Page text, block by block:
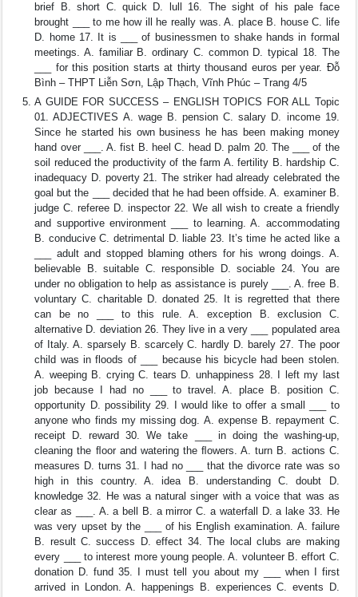
brief B. short C. quick D. lull 16. The sight of his pale face
brought ___ to me how ill he really was. A. place B. house C. life
D. home 17. It is ___ of businessmen to shake hands in formal
meetings. A. familiar B. ordinary C. common D. typical 18. The
___ for this position starts at thirty thousand euros per year. Đỗ
Bình – THPT Liễn Sơn, Lập Thạch, Vĩnh Phúc – Trang 4/5
A GUIDE FOR SUCCESS – ENGLISH TOPICS FOR ALL Topic
01. ADJECTIVES A. wage B. pension C. salary D. income 19.
Since he started his own business he has been making money
hand over ___. A. fist B. heel C. head D. palm 20. The ___ of the
soil reduced the productivity of the farm A. fertility B. hardship C.
inadequacy D. poverty 21. The striker had already celebrated the
goal but the ___ decided that he had been offside. A. examiner B.
judge C. referee D. inspector 22. We all wish to create a friendly
and supportive environment ___ to learning. A. accommodating
B. conducive C. detrimental D. liable 23. It’s time he acted like a
___ adult and stopped blaming others for his wrong doings. A.
believable B. suitable C. responsible D. sociable 24. You are
under no obligation to help as assistance is purely ___. A. free B.
voluntary C. charitable D. donated 25. It is regretted that there
can be no ___ to this rule. A. exception B. exclusion C.
alternative D. deviation 26. They live in a very ___ populated area
of Italy. A. sparsely B. scarcely C. hardly D. barely 27. The poor
child was in floods of ___ because his bicycle had been stolen.
A. weeping B. crying C. tears D. unhappiness 28. I left my last
job because I had no ___ to travel. A. place B. position C.
opportunity D. possibility 29. I would like to offer a small ___ to
anyone who finds my missing dog. A. expense B. repayment C.
receipt D. reward 30. We take ___ in doing the washing-up,
cleaning the ﬂoor and watering the ﬂowers. A. turn B. actions C.
measures D. turns 31. I had no ___ that the divorce rate was so
high in this country. A. idea B. understanding C. doubt D.
knowledge 32. He was a natural singer with a voice that was as
clear as ___. A. a bell B. a mirror C. a waterfall D. a lake 33. He
was very upset by the ___ of his English examination. A. failure
B. result C. success D. effect 34. The local clubs are making
every ___ to interest more young people. A. volunteer B. effort C.
donation D. fund 35. I must tell you about my ___ when I first
arrived in London. A. happenings B. experiences C. events D.